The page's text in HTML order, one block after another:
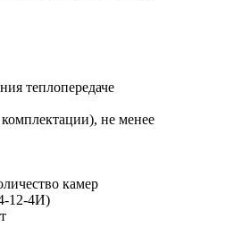
теплопередаче
комплектации), не менее
камер
12-4И)